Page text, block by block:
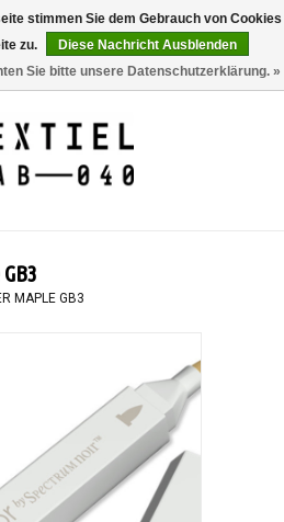
0 Artikel - €0,00
MAPLE GB3
stimmen Sie dem Gebrauch von Cookies
zu.
Diese Nachricht Ausblenden
Sie bitte unsere Datenschutzerklärung. »